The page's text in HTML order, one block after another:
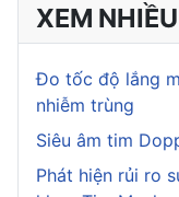
XEM
Đo tốc độ lắng
nhiễm trùng
Siêu âm tim
Phát hiện rủi ro